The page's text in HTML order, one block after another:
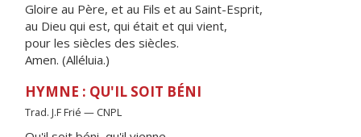
Gloire au Père, et au Fils et au Saint-Esprit,
au Dieu qui est, qui était et qui vient,
pour les siècles des siècles.
Amen. (Alléluia.)
HYMNE : QU'IL SOIT BÉNI
Trad. J.F Frié — CNPL